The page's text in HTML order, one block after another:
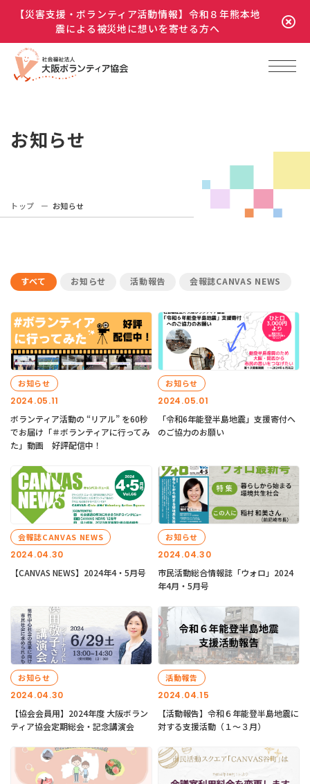
【災害支援・ボランティア活動情報】令和８年熊本地
震による被災地に想いを寄せる方へ
お知らせ
トップ お知らせ
すべて お知らせ 活動報告 会報誌CANVAS NEWS
2024.05.11
お知らせ
ボランティア活動の “リアル” を60秒
でお届け「＃ボランティアに行ってみ
た」動画 好評配信中！
2024.05.01
お知らせ
「令和6年能登半島地震」支援寄付へ
のご協力のお願い
2024.04.30
会報誌CANVAS NEWS
【CANVAS NEWS】2024年4・5月号
2024.04.30
お知らせ
市民活動総合情報誌「ウォロ」2024
年4月・5月号
2024.04.30
お知らせ
【協会会員用】2024年度 大阪ボラン
ティア協会定期総会・記念講演会
2024.04.15
活動報告
【活動報告】令和６年能登半島地震に
対する支援活動（１〜３月）